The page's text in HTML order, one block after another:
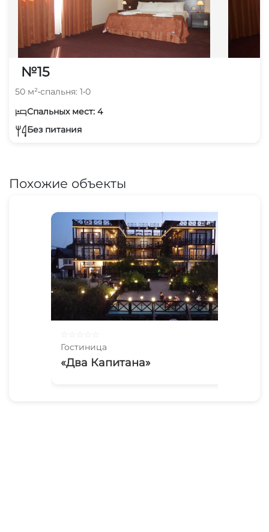
№15
50 м²•спальня: 1•0
Спальных мест: 4
Без питания
Похожие объекты
Гостиница
«Два Капитана»